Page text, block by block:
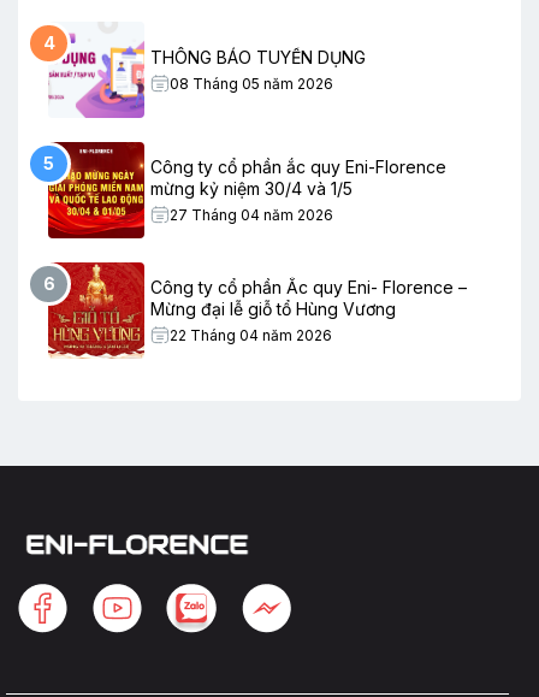
4
THÔNG BÁO TUYỂN DỤNG
08 Tháng 05 năm 2026
5
Công ty cổ phần ắc quy Eni-Florence
mừng kỷ niệm 30/4 và 1/5
27 Tháng 04 năm 2026
6
Công ty cổ phần Ắc quy Eni- Florence –
Mừng đại lễ giỗ tổ Hùng Vương
22 Tháng 04 năm 2026